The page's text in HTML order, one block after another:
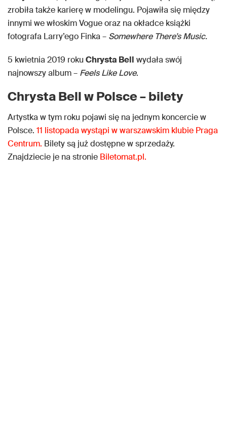
zrobiła także karierę w modelingu. Pojawiła się między
innymi we włoskim Vogue oraz na okładce książki
fotografa Larry’ego Finka – Somewhere There’s Music.
5 kwietnia 2019 roku Chrysta Bell wydała swój
najnowszy album – Feels Like Love.
Chrysta Bell w Polsce – bilety
Artystka w tym roku pojawi się na jednym koncercie w
Polsce. 11 listopada wystąpi w warszawskim klubie Praga
Centrum. Bilety są już dostępne w sprzedaży.
Znajdziecie je na stronie Biletomat.pl.